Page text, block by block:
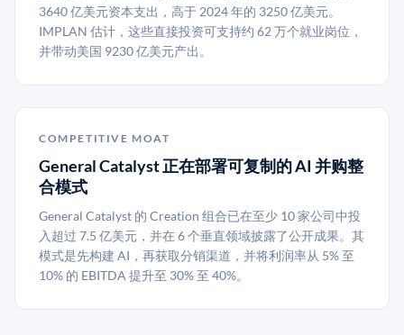
3640 亿美元资本支出，高于 2024 年的 3250 亿美元。
IMPLAN 估计，这些直接投资可支持约 62 万个就业岗位，
并带动美国 9230 亿美元产出。
COMPETITIVE MOAT
General Catalyst 正在部署可复制的 AI 并购整
合模式
General Catalyst 的 Creation 组合已在至少 10 家公司中投
入超过 7.5 亿美元，并在 6 个垂直领域披露了公开成果。其
模式是先构建 AI，再获取分销渠道，并将利润率从 5% 至
10% 的 EBITDA 提升至 30% 至 40%。